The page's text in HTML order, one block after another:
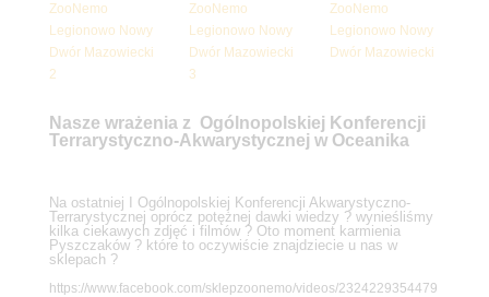
Nasze wrażenia z Ogólnopolskiej Konferencji
Terrarystyczno-Akwarystycznej w Oceanika
Na ostatniej I Ogólnopolskiej Konferencji Akwarystyczno-
Terrarystycznej oprócz potężnej dawki wiedzy ? wynieśliśmy
kilka ciekawych zdjęć i filmów ? Oto moment karmienia
Pyszczaków ? które to oczywiście znajdziecie u nas w
sklepach ?
https://www.facebook.com/sklepzoonemo/videos/2324229354479